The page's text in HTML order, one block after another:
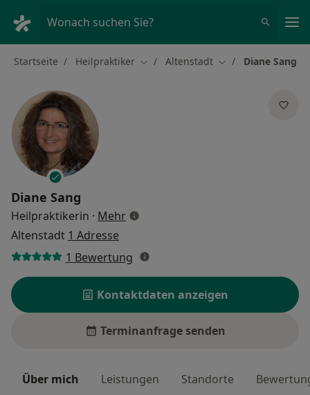
Wonach suchen Sie?
Startseite Heilpraktiker Stadt ändern
Altenstadt Stadt ändern
Diane Sang
Diane Sang
Heilpraktikerin · Mehrüber Spezialisierungen
Altenstadt 1 Adresse
1 Bewertung
Kontaktdaten anzeigen
Terminanfrage senden
Über mich Leistungen Standorte